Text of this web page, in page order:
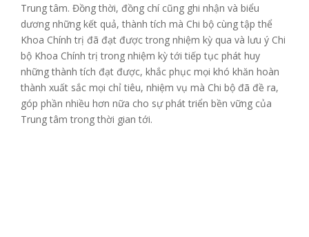
Trung tâm. Đồng thời, đồng chí cũng ghi nhận và biểu
dương những kết quả, thành tích mà Chi bộ cùng tập thể
Khoa Chính trị đã đạt được trong nhiệm kỳ qua và lưu ý Chi
bộ Khoa Chính trị trong nhiệm kỳ tới tiếp tục phát huy
những thành tích đạt được, khắc phục mọi khó khăn hoàn
thành xuất sắc mọi chỉ tiêu, nhiệm vụ mà Chi bộ đã đề ra,
góp phần nhiều hơn nữa cho sự phát triển bền vững của
Trung tâm trong thời gian tới.